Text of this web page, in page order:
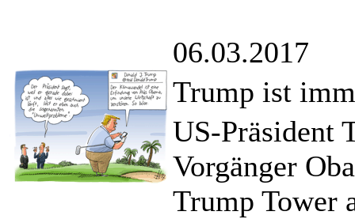
06.03.2017
Trump ist
US-Präsident
Vorgänger
Trump Tower